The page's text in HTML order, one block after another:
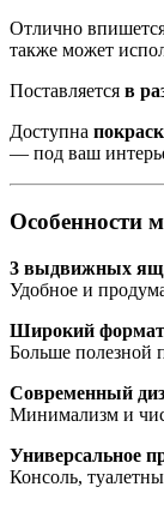
Отлично
также может
Поставляется в
Доступна
— под ваш
Особенности
3 выдвижных
Удобное и
Широкий формат
Больше полезной
Современный
Минимализм и
Универсальное
Консоль,